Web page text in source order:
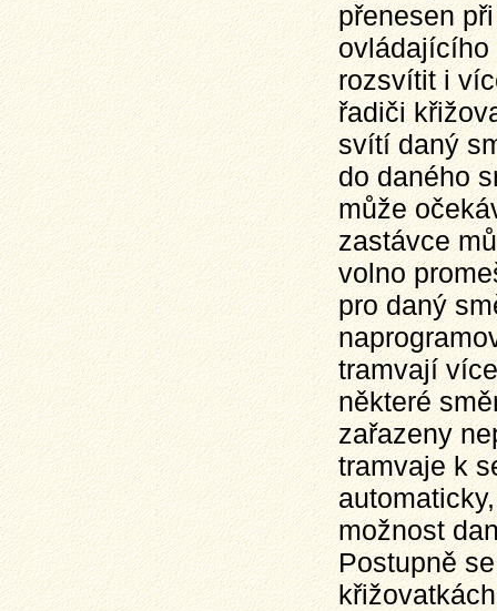
přenesen
ovládajícího
rozsvítit i
řadiči
svítí daný
do daného
může
zastávce
volno
pro daný
tramvají
některé
zařazeny
tramvaje k
možnost
Postupně